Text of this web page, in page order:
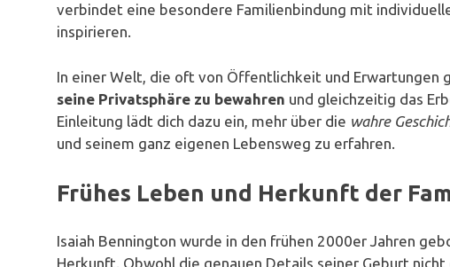
verbindet eine besondere Familienbindung mit
inspirieren.
In einer Welt, die oft von Öffentlichkeit und Erwartungen
seine Privatsphäre zu bewahren und gleichzeitig das
Einleitung lädt dich dazu ein, mehr über die wahre
und seinem ganz eigenen Lebensweg zu erfahren.
Frühes Leben und Herkunft der
Isaiah Bennington wurde in den frühen 2000er Jahren
Herkunft. Obwohl die genauen Details seiner Geburt